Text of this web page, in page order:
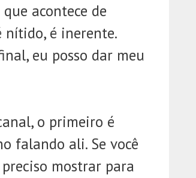
acontece de
nítido, é inerente.
eu posso dar meu
o primeiro é
falando ali. Se você
mostrar para